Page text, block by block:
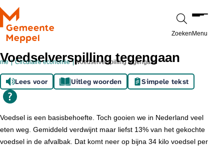
Ga naar de inhoud
Zoeken Menu
Circulaire economie Voedselverspilling tegengaan
Voedselverspilling tegengaan
Lees voor Uitleg woorden Simpele tekst
Voedsel is een basisbehoefte. Toch gooien we in Nederland veel
eten weg. Gemiddeld verdwijnt maar liefst 13% van het gekochte
voedsel in de afvalbak. Dat komt neer op bijna 34 kilo voedsel per